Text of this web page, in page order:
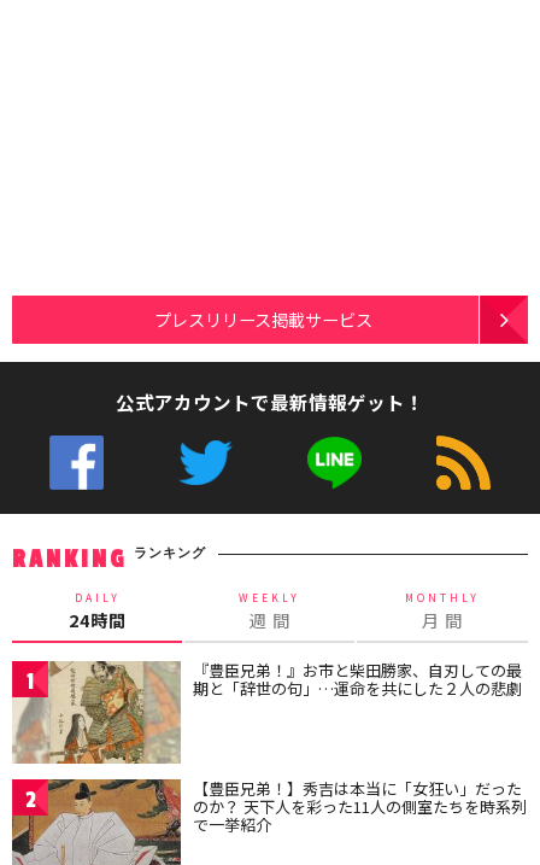
プレスリリース掲載サービス
公式アカウントで最新情報ゲット！
RANKING ランキング
DAILY
24時間
WEEKLY
週 間
MONTHLY
月 間
1 『豊臣兄弟！』お市と柴田勝家、自刃しての最
期と「辞世の句」…運命を共にした２人の悲劇
2 【豊臣兄弟！】秀吉は本当に「女狂い」だった
のか？ 天下人を彩った11人の側室たちを時系列
で一挙紹介